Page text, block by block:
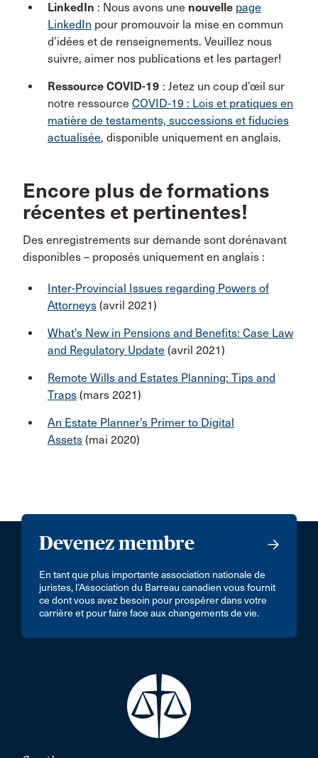
LinkedIn : Nous avons une nouvelle page
LinkedIn pour promouvoir la mise en commun
d’idées et de renseignements. Veuillez nous
suivre, aimer nos publications et les partager!
Ressource COVID-19 : Jetez un coup d’œil sur
notre ressource COVID-19 : Lois et pratiques en
matière de testaments, successions et fiducies
actualisée, disponible uniquement en anglais.
Encore plus de formations
récentes et pertinentes!
Des enregistrements sur demande sont dorénavant
disponibles – proposés uniquement en anglais :
Inter-Provincial Issues regarding Powers of
Attorneys (avril 2021)
What’s New in Pensions and Benefits: Case Law
and Regulatory Update (avril 2021)
Remote Wills and Estates Planning: Tips and
Traps (mars 2021)
An Estate Planner’s Primer to Digital
Assets (mai 2020)
Devenez membre
En tant que plus importante association nationale de
juristes, l’Association du Barreau canadien vous fournit
ce dont vous avez besoin pour prospérer dans votre
carrière et pour faire face aux changements de vie.